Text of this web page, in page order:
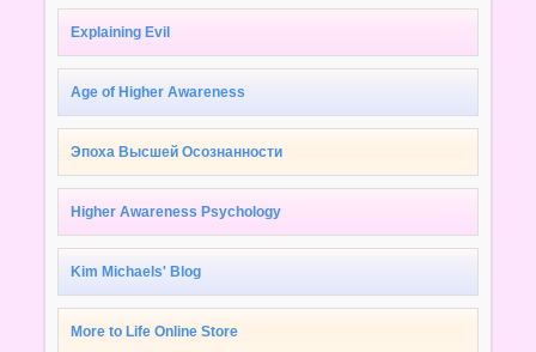
Explaining Evil
Age of Higher Awareness
Эпоха Высшей Осознанности
Higher Awareness Psychology
Kim Michaels' Blog
More to Life Online Store